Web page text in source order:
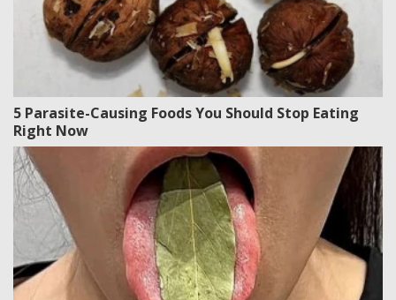
5 Parasite-Causing Foods You Should Stop Eating
Right Now